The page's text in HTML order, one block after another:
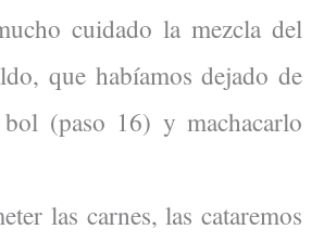
cuidado la mezcla del
que habíamos dejado de
(paso 16) y machacarlo
las carnes, las cataremos